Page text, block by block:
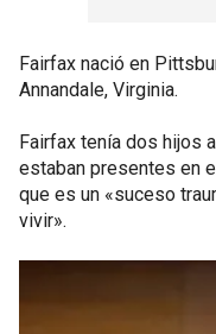
Fairfax nació en
Annandale, Virginia.
Fairfax tenía dos hijos
estaban presentes en
que es un «suceso
vivir».